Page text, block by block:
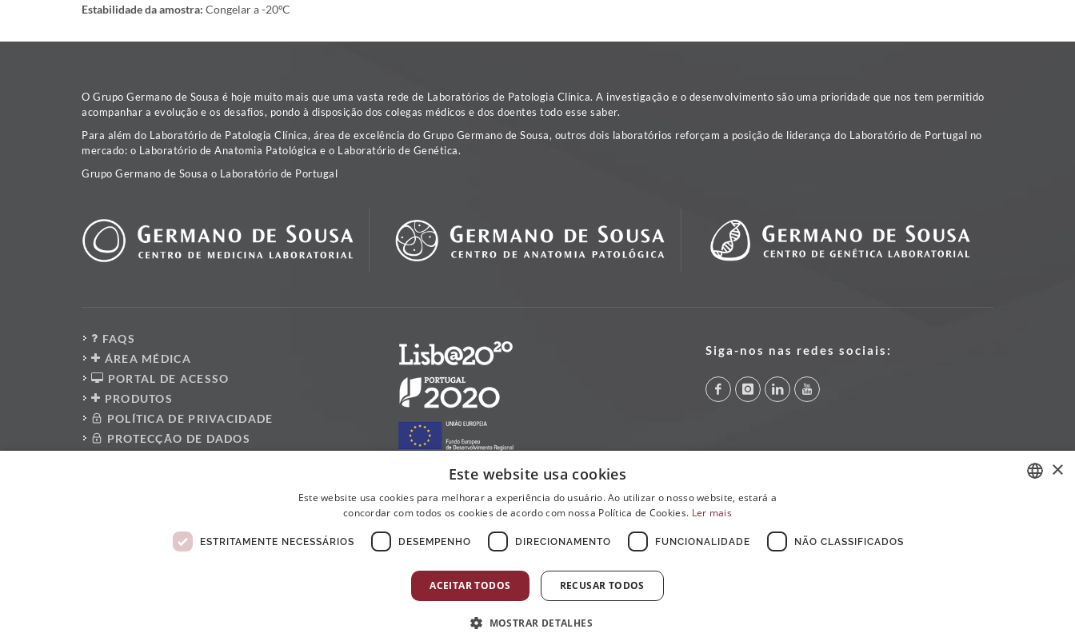
Estabilidade da amostra: Congelar a -20ºC
O Grupo Germano de Sousa é hoje muito mais que uma vasta rede de Laboratórios de Patologia Clínica. A investigação e o desenvolvimento são uma prioridade que nos tem permitido
acompanhar a evolução e os desafios, pondo à disposição dos colegas médicos e dos doentes todo esse saber.
Para além do Laboratório de Patologia Clínica, área de excelência do Grupo Germano de Sousa, outros dois laboratórios reforçam a posição de liderança do Laboratório de Portugal no
mercado: o Laboratório de Anatomia Patológica e o Laboratório de Genética.
Grupo Germano de Sousa o Laboratório de Portugal
FAQS
ÁREA MÉDICA
PORTAL DE ACESSO
PRODUTOS
POLÍTICA DE PRIVACIDADE
PROTECÇÃO DE DADOS
LIVRO DE RECLAMAÇÕES ELETRÓNICO
Siga-nos nas redes sociais:
×
Este website usa cookies
Este website usa cookies para melhorar a experiência do usuário. Ao utilizar o nosso website, estará a
concordar com todos os cookies de acordo com nossa Política de Cookies. Ler mais
ESTRITAMENTE NECESSÁRIOS DESEMPENHO DIRECIONAMENTO FUNCIONALIDADE NÃO CLASSIFICADOS
ACEITAR TODOS RECUSAR TODOS
MOSTRAR DETALHES